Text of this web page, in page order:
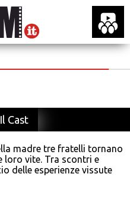
Il Cast
madre tre fratelli tornano
loro vite. Tra scontri e
delle esperienze vissute